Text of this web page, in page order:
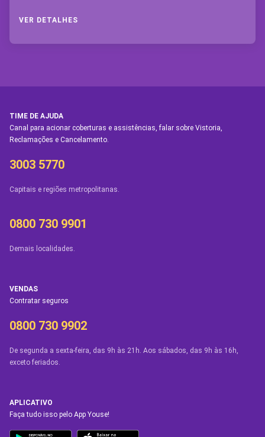
VER DETALHES
TIME DE AJUDA
Canal para acionar coberturas e assistências, falar sobre Vistoria,
Reclamações e Cancelamento.
3003 5770
Capitais e regiões metropolitanas.
0800 730 9901
Demais localidades.
VENDAS
Contratar seguros
0800 730 9902
De segunda a sexta-feira, das 9h às 21h. Aos sábados, das 9h às 16h,
exceto feriados.
APLICATIVO
Faça tudo isso pelo App Youse!